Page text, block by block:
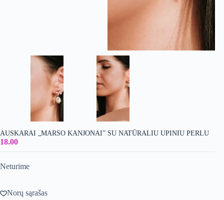
AUSKARAI „MARSO KANJONAI” SU NATŪRALIU UPINIU PERLU
18.00
Neturime
Norų sąrašas